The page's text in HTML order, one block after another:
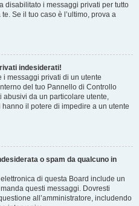
disabilitato i messaggi privati per tutto
Se il tuo caso è l’ultimo, prova a
indesiderati!
i messaggi privati ​​di un utente
del tuo Pannello di Controllo
​​abusivi da un particolare utente,
il potere di impedire a un utente
o spam da qualcuno in
di questa Board include un
questi messaggi. Dovresti
all’amministratore, includendo